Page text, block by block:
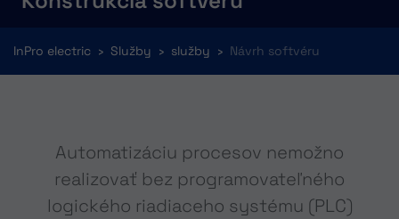
InPro electric Služby služby Návrh softvéru
Automatizáciu procesov nemožno
realizovať bez programovateľného
logického riadiaceho systému (PLC)